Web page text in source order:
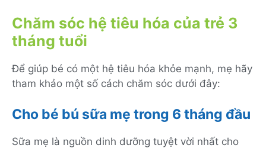
Chăm sóc hệ tiêu hóa của trẻ 3
tháng tuổi
Để giúp bé có một hệ tiêu hóa khỏe mạnh, mẹ hãy
tham khảo một số cách chăm sóc dưới đây:
Cho bé bú sữa mẹ trong 6 tháng đầu
Sữa mẹ là nguồn dinh dưỡng tuyệt vời nhất cho